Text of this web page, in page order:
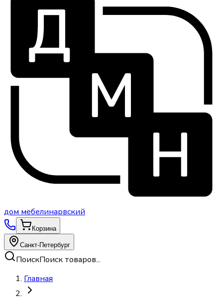
дом мебелинарвский
Корзина
Санкт-Петербург
ПоискПоиск товаров...
Главная